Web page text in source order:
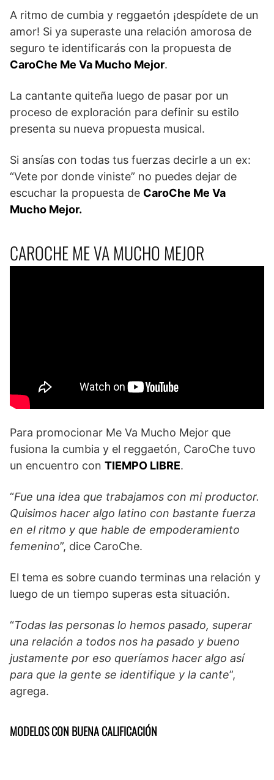
A ritmo de cumbia y reggaetón ¡despídete de un
amor! Si ya superaste una relación amorosa de
seguro te identificarás con la propuesta de
CaroChe Me Va Mucho Mejor.
La cantante quiteña luego de pasar por un
proceso de exploración para definir su estilo
presenta su nueva propuesta musical.
Si ansías con todas tus fuerzas decirle a un ex:
“Vete por donde viniste” no puedes dejar de
escuchar la propuesta de CaroChe Me Va
Mucho Mejor.
CAROCHE ME VA MUCHO MEJOR
Para promocionar Me Va Mucho Mejor que
fusiona la cumbia y el reggaetón, CaroChe tuvo
un encuentro con TIEMPO LIBRE.
“Fue una idea que trabajamos con mi productor.
Quisimos hacer algo latino con bastante fuerza
en el ritmo y que hable de empoderamiento
femenino”, dice CaroChe.
El tema es sobre cuando terminas una relación y
luego de un tiempo superas esta situación.
“Todas las personas lo hemos pasado, superar
una relación a todos nos ha pasado y bueno
justamente por eso queríamos hacer algo así
para que la gente se identifique y la cante”,
agrega.
MODELOS CON BUENA CALIFICACIÓN